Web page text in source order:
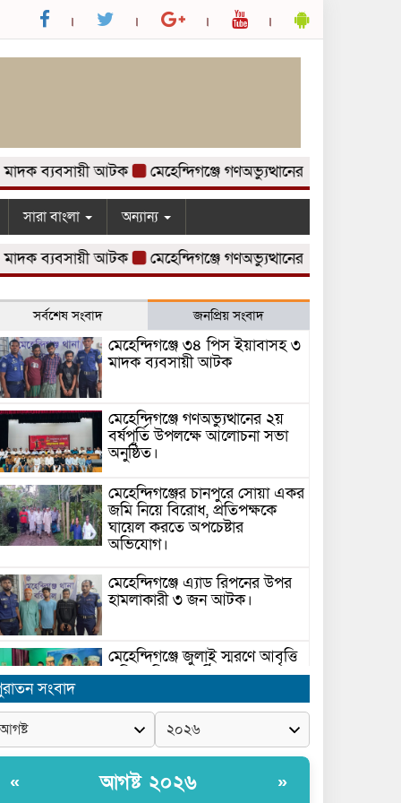
ব্যবসায়ী আটক মেহেন্দিগঞ্জে গণঅভ্যুত্থানের ২য় বর্ষপূর্তি
সারা বাংলা অন্যান্য
ব্যবসায়ী আটক মেহেন্দিগঞ্জে গণঅভ্যুত্থানের ২য় বর্ষপূর্তি
সর্বশেষ সংবাদ জনপ্রিয় সংবাদ
মেহেন্দিগঞ্জে ৩৪ পিস ইয়াবাসহ ৩
মাদক ব্যবসায়ী আটক
মেহেন্দিগঞ্জে গণঅভ্যুত্থানের ২য়
বর্ষপূর্তি উপলক্ষে আলোচনা সভা
অনুষ্ঠিত।
মেহেন্দিগঞ্জের চানপুরে সোয়া একর
জমি নিয়ে বিরোধ, প্রতিপক্ষকে
ঘায়েল করতে অপচেষ্টার
অভিযোগ।
মেহেন্দিগঞ্জে এ্যাড রিপনের উপর
হামলাকারী ৩ জন আটক।
মেহেন্দিগঞ্জে জুলাই স্মরণে আবৃত্তি
প্রতিযোগিতা অনুষ্ঠিত।
সরকার ঘোষিত ফ্যামিলি কার্ড
সংক্রান্ত মাঠ পর্যায়ে তথ্য সংগ্রহে
মাঠকর্মীদের স্বচ্ছতা নিশ্চিত করনে
ধারনা প্রদান করেন নৌপরিবহন প্রতিমন্ত্রী রাজিব
সংবাদ
« আগষ্ট ২০২৬ »